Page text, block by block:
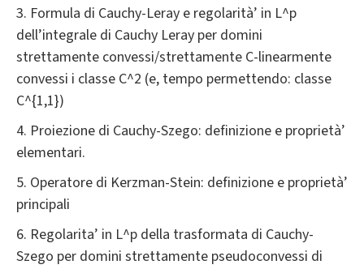
3. Formula di Cauchy-Leray e regolarità’ in L^p
dell’integrale di Cauchy Leray per domini
strettamente convessi/strettamente C-linearmente
convessi i classe C^2 (e, tempo permettendo: classe
C^{1,1})
4. Proiezione di Cauchy-Szego: definizione e proprietà’
elementari.
5. Operatore di Kerzman-Stein: definizione e proprietà’
principali
6. Regolarita’ in L^p della trasformata di Cauchy-
Szego per domini strettamente pseudoconvessi di